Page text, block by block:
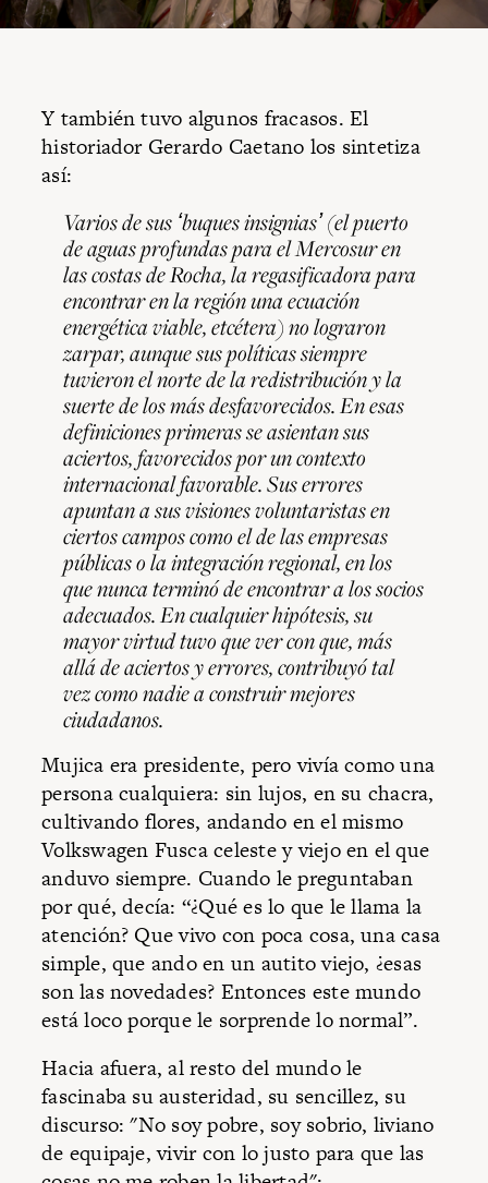
Y también tuvo algunos fracasos. El
historiador Gerardo Caetano los sintetiza
así:
Varios de sus ʻbuques insigniasʼ (el puerto
de aguas profundas para el Mercosur en
las costas de Rocha, la regasificadora para
encontrar en la región una ecuación
energética viable, etcétera) no lograron
zarpar, aunque sus políticas siempre
tuvieron el norte de la redistribución y la
suerte de los más desfavorecidos. En esas
definiciones primeras se asientan sus
aciertos, favorecidos por un contexto
internacional favorable. Sus errores
apuntan a sus visiones voluntaristas en
ciertos campos como el de las empresas
públicas o la integración regional, en los
que nunca terminó de encontrar a los socios
adecuados. En cualquier hipótesis, su
mayor virtud tuvo que ver con que, más
allá de aciertos y errores, contribuyó tal
vez como nadie a construir mejores
ciudadanos.
Mujica era presidente, pero vivía como una
persona cualquiera: sin lujos, en su chacra,
cultivando flores, andando en el mismo
Volkswagen Fusca celeste y viejo en el que
anduvo siempre. Cuando le preguntaban
por qué, decía: “¿Qué es lo que le llama la
atención? Que vivo con poca cosa, una casa
simple, que ando en un autito viejo, ¿esas
son las novedades? Entonces este mundo
está loco porque le sorprende lo normal”.
Hacia afuera, al resto del mundo le
fascinaba su austeridad, su sencillez, su
discurso: "No soy pobre, soy sobrio, liviano
de equipaje, vivir con lo justo para que las